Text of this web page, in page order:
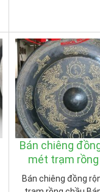
Bán chiêng
mét trạm
Bán chiêng đồng